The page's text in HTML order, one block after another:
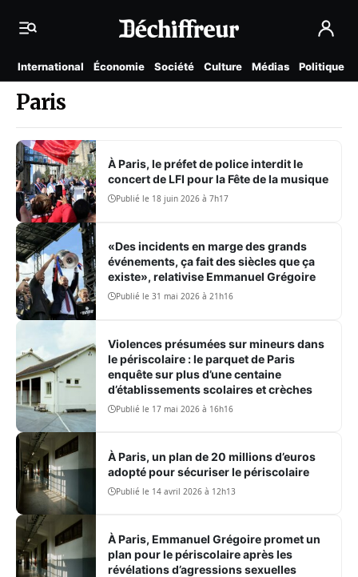
International Économie Société Culture Médias Politique
Paris
À Paris, le préfet de police interdit le
concert de LFI pour la Fête de la musique
Publié le 18 juin 2026 à 7h17
«Des incidents en marge des grands
événements, ça fait des siècles que ça
existe», relativise Emmanuel Grégoire
Publié le 31 mai 2026 à 21h16
Violences présumées sur mineurs dans
le périscolaire : le parquet de Paris
enquête sur plus d’une centaine
d’établissements scolaires et crèches
Publié le 17 mai 2026 à 16h16
À Paris, un plan de 20 millions d’euros
adopté pour sécuriser le périscolaire
Publié le 14 avril 2026 à 12h13
À Paris, Emmanuel Grégoire promet un
plan pour le périscolaire après les
révélations d’agressions sexuelles